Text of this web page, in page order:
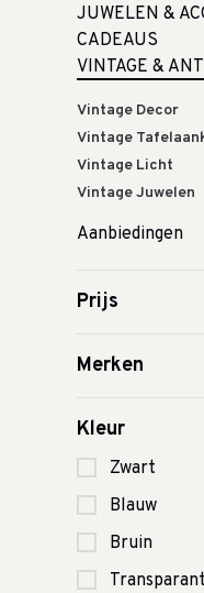
JUWELEN &
CADEAUS
VINTAGE &
Vintage Decor
Vintage
Vintage Licht
Vintage Juwelen
Aanbiedingen
Prijs
Merken
Kleur
Zwart
Blauw
Bruin
Transparant